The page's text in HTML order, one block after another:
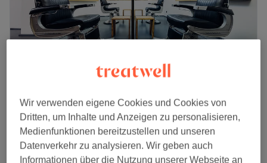
4,9
1363 Bewertungen
Schillerstraße, Frankfurt am Main
Auf Karte anzeigen
Olaplex ( nur buchbar mit Föhnen /
Wir verwenden eigene Cookies und Cookies von
Dritten, um Inhalte und Anzeigen zu personalisieren,
Medienfunktionen bereitzustellen und unseren
Datenverkehr zu analysieren. Wir geben auch
Informationen über die Nutzung unserer Webseite an